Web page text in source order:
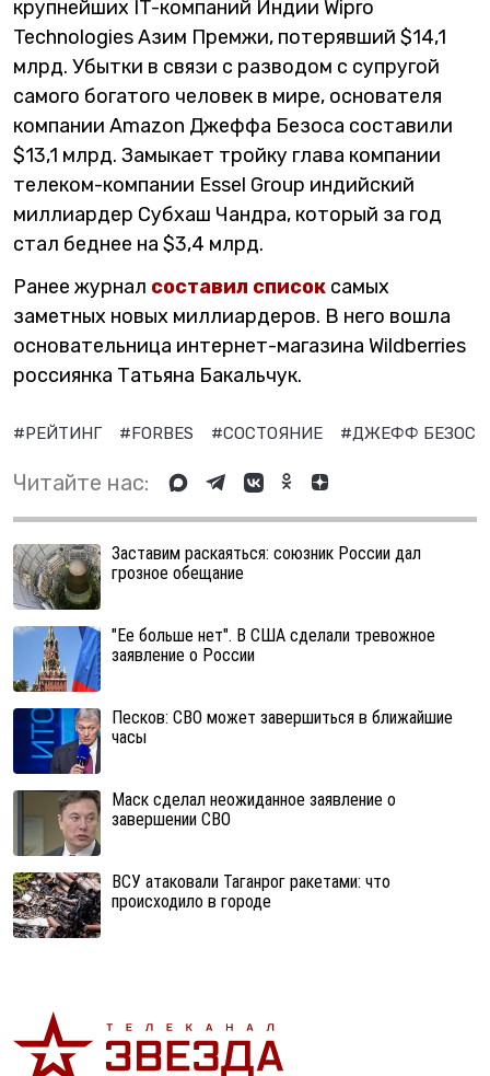
крупнейших IT-компаний Индии Wipro
Technologies Азим Премжи, потерявший $14,1
млрд. Убытки в связи с разводом с супругой
самого богатого человек в мире, основателя
компании Amazon Джеффа Безоса составили
$13,1 млрд. Замыкает тройку глава компании
телеком-компании Essel Group индийский
миллиардер Субхаш Чандра, который за год
стал беднее на $3,4 млрд.
Ранее журнал составил список самых
заметных новых миллиардеров. В него вошла
основательница интернет-магазина Wildberries
россиянка Татьяна Бакальчук.
#РЕЙТИНГ #FORBES #СОСТОЯНИЕ #ДЖЕФФ БЕЗОС
Читайте нас:
Заставим раскаяться: союзник России дал
грозное обещание
"Ее больше нет". В США сделали тревожное
заявление о России
Песков: СВО может завершиться в ближайшие
часы
Маск сделал неожиданное заявление о
завершении СВО
ВСУ атаковали Таганрог ракетами: что
происходило в городе